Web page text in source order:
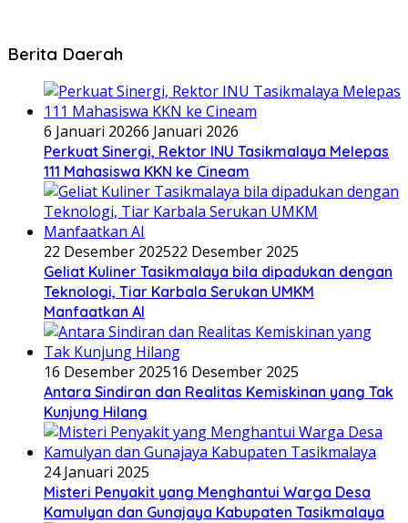
Berita Daerah
6 Januari 20266 Januari 2026
Perkuat Sinergi, Rektor INU Tasikmalaya Melepas
111 Mahasiswa KKN ke Cineam
22 Desember 202522 Desember 2025
Geliat Kuliner Tasikmalaya bila dipadukan dengan
Teknologi, Tiar Karbala Serukan UMKM
Manfaatkan AI
16 Desember 202516 Desember 2025
Antara Sindiran dan Realitas Kemiskinan yang Tak
Kunjung Hilang
24 Januari 2025
Misteri Penyakit yang Menghantui Warga Desa
Kamulyan dan Gunajaya Kabupaten Tasikmalaya